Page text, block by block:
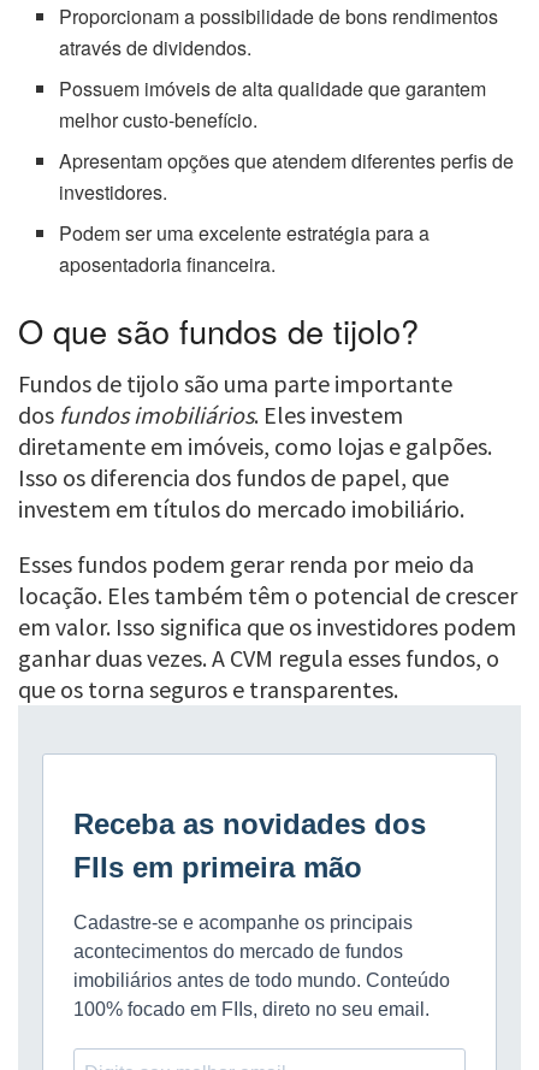
Proporcionam a possibilidade de bons rendimentos
através de dividendos.
Possuem imóveis de alta qualidade que garantem
melhor custo-benefício.
Apresentam opções que atendem diferentes perfis de
investidores.
Podem ser uma excelente estratégia para a
aposentadoria financeira.
O que são fundos de tijolo?
Fundos de tijolo são uma parte importante
dos fundos imobiliários. Eles investem
diretamente em imóveis, como lojas e galpões.
Isso os diferencia dos fundos de papel, que
investem em títulos do mercado imobiliário.
Esses fundos podem gerar renda por meio da
locação. Eles também têm o potencial de crescer
em valor. Isso significa que os investidores podem
ganhar duas vezes. A CVM regula esses fundos, o
que os torna seguros e transparentes.